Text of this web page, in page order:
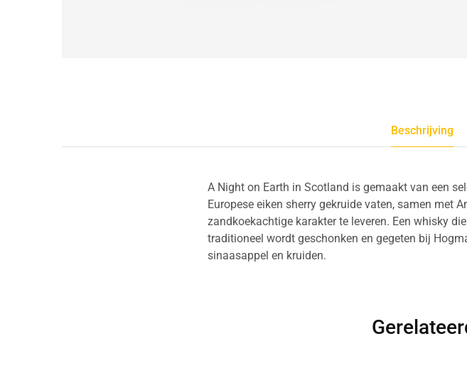
Beschrijving
A Night on Earth in Scotland is gemaakt van een
Europese eiken sherry gekruide vaten, samen met
zandkoekachtige karakter te leveren. Een whisky
traditioneel wordt geschonken en gegeten bij
sinaasappel en kruiden.